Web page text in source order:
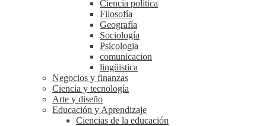
Ciencia política
Filosofía
Geografía
Sociología
Psicologia
comunicacion
lingüistica
Negocios y finanzas
Ciencia y tecnología
Arte y diseño
Educación y Aprendizaje
Ciencias de la educación